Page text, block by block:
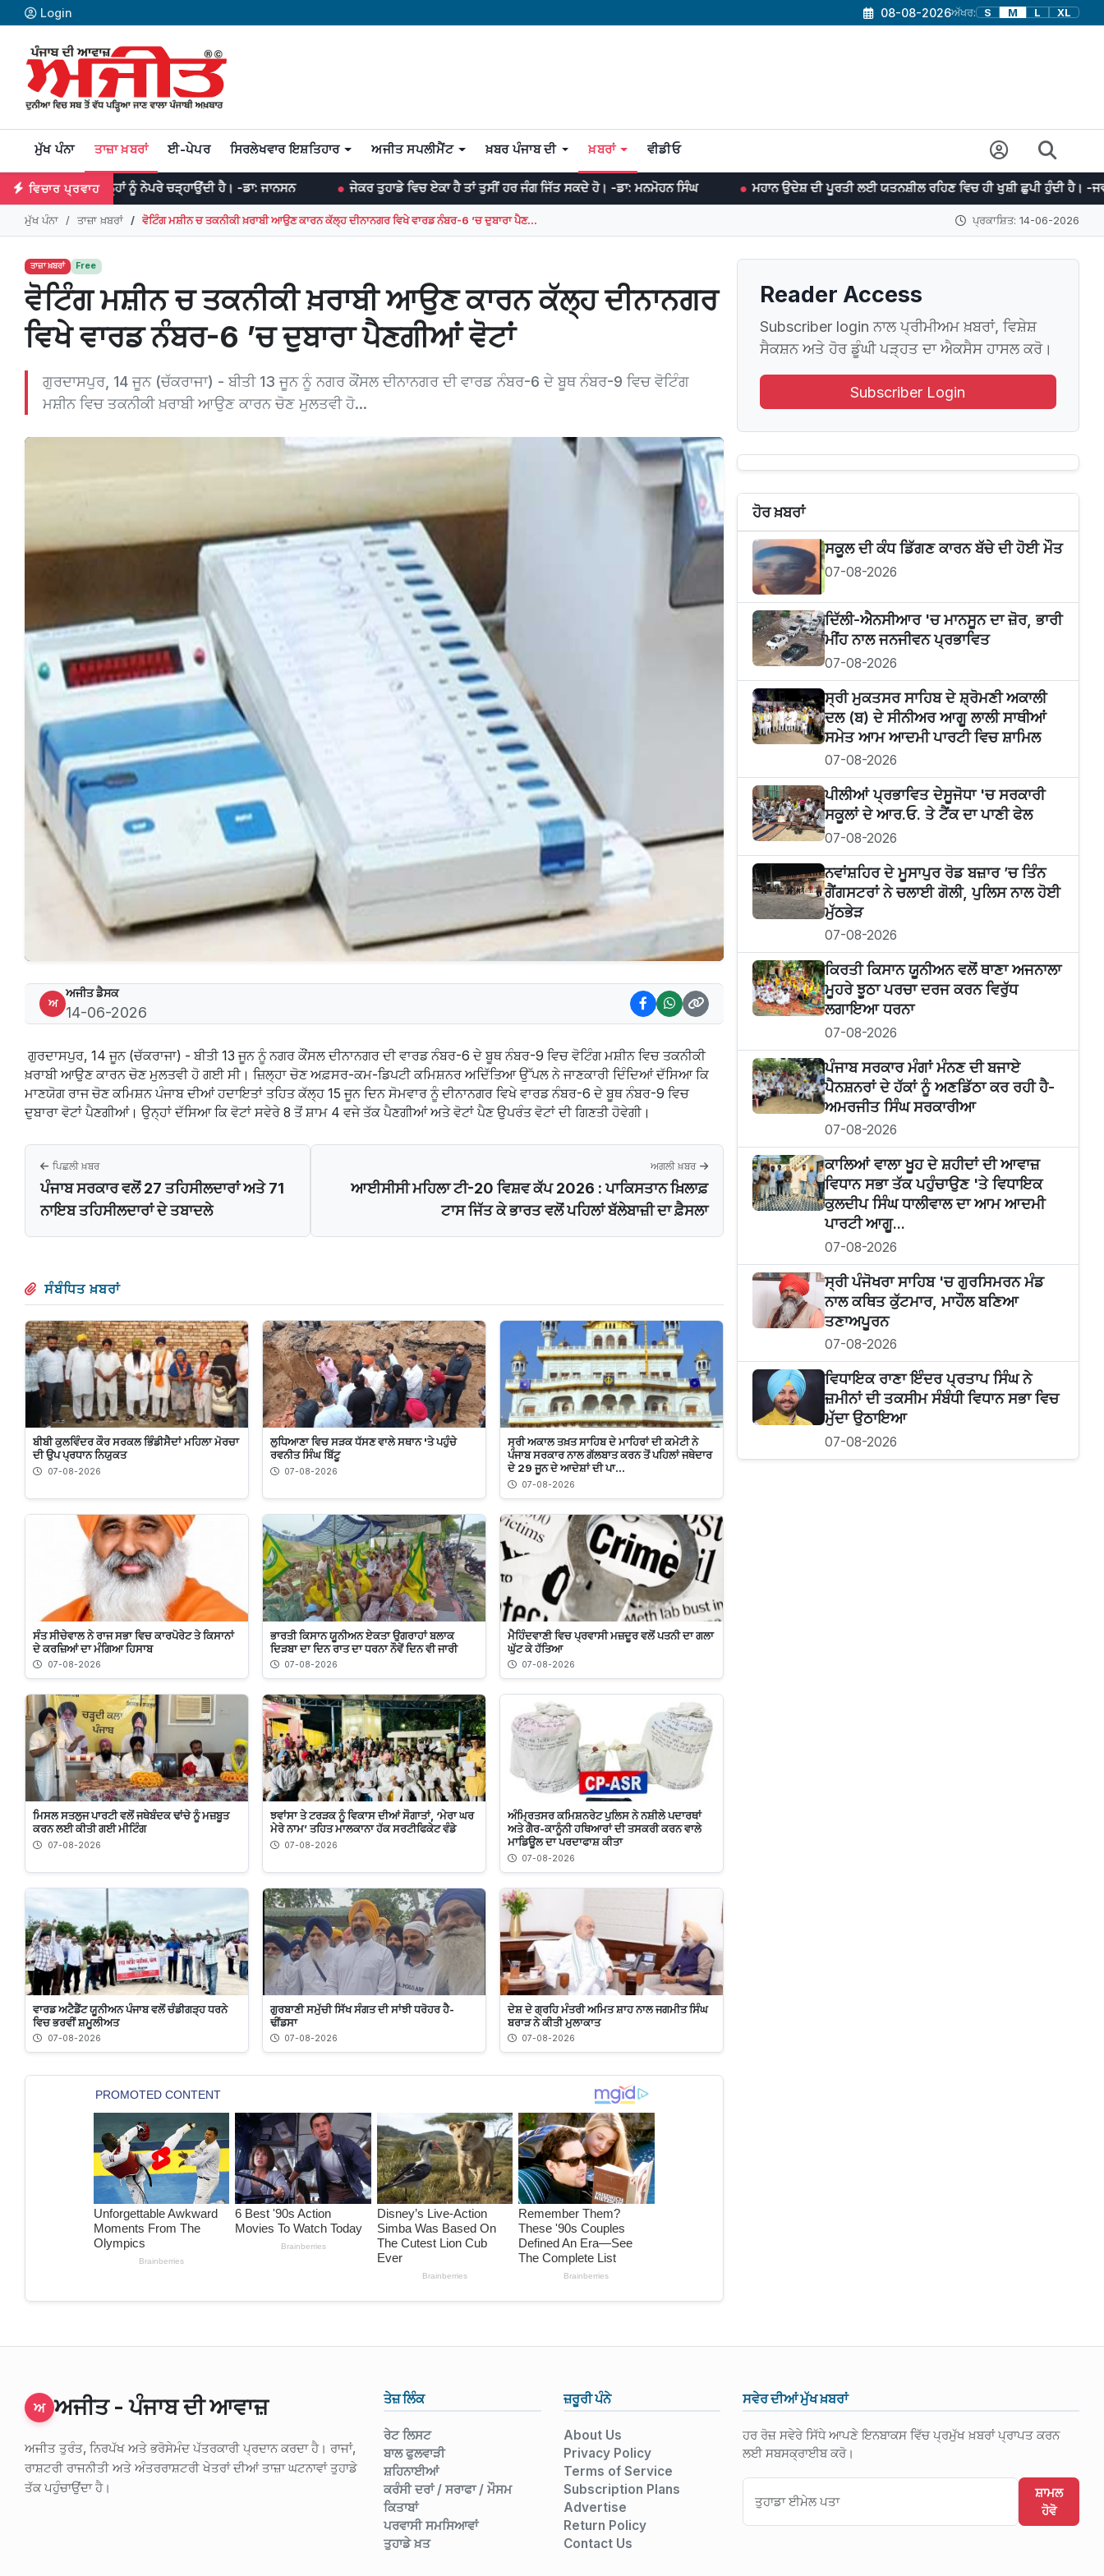
Login 08-08-2026ਅੱਖਰ: S M L XL
ਮੁੱਖ ਪੰਨਾ ਤਾਜ਼ਾ ਖ਼ਬਰਾਂ ਈ-ਪੇਪਰ ਸਿਰਲੇਖਵਾਰ ਇਸ਼ਤਿਹਾਰ ਅਜੀਤ ਸਪਲੀਮੈਂਟ ਖ਼ਬਰ ਪੰਜਾਬ ਦੀ ਖ਼ਬਰਾਂ ਵੀਡੀਓ
ਵਿਚਾਰ ਪ੍ਰਵਾਹ
ਉਨ੍ਹਾਂ ਨੂੰ ਨੇਪਰੇ ਚੜ੍ਹਾਉਂਦੀ ਹੈ। -ਡਾ: ਜਾਨਸਨ ਜੇਕਰ ਤੁਹਾਡੇ ਵਿਚ ਏਕਾ ਹੈ ਤਾਂ ਤੁਸੀਂ ਹਰ ਜੰਗ ਜਿੱਤ ਸਕਦੇ ਹੋ। -ਡਾ: ਮਨਮੋਹਨ ਸਿੰਘ ਮਹਾਨ ਉਦੇਸ਼ ਦੀ ਪੂਰਤੀ ਲਈ ਯਤਨਸ਼ੀਲ ਰਹਿਣ ਵਿਚ ਹੀ ਖੁਸ਼ੀ ਛੁਪੀ ਹੁੰਦੀ ਹੈ। -ਜਵਾਹਰ ਲਾਲ ਨਹਿਰੂ
ਮੁੱਖ ਪੰਨਾ ਤਾਜ਼ਾ ਖ਼ਬਰਾਂ ਵੋਟਿੰਗ ਮਸ਼ੀਨ ਚ ਤਕਨੀਕੀ ਖ਼ਰਾਬੀ ਆਉਣ ਕਾਰਨ ਕੱਲ੍ਹ ਦੀਨਾਨਗਰ ਵਿਖੇ ਵਾਰਡ ਨੰਬਰ-6 ’ਚ ਦੁਬਾਰਾ ਪੈਣ... ਪ੍ਰਕਾਸ਼ਿਤ: 14-06-2026
ਤਾਜ਼ਾ ਖ਼ਬਰਾਂ Free
ਵੋਟਿੰਗ ਮਸ਼ੀਨ ਚ ਤਕਨੀਕੀ ਖ਼ਰਾਬੀ ਆਉਣ ਕਾਰਨ ਕੱਲ੍ਹ ਦੀਨਾਨਗਰ
ਵਿਖੇ ਵਾਰਡ ਨੰਬਰ-6 ’ਚ ਦੁਬਾਰਾ ਪੈਣਗੀਆਂ ਵੋਟਾਂ
ਗੁਰਦਾਸਪੁਰ, 14 ਜੂਨ (ਚੱਕਰਾਜਾ) - ਬੀਤੀ 13 ਜੂਨ ਨੂੰ ਨਗਰ ਕੌਂਸਲ ਦੀਨਾਨਗਰ ਦੀ ਵਾਰਡ ਨੰਬਰ-6 ਦੇ ਬੂਥ ਨੰਬਰ-9 ਵਿਚ ਵੋਟਿੰਗ
ਮਸ਼ੀਨ ਵਿਚ ਤਕਨੀਕੀ ਖ਼ਰਾਬੀ ਆਉਣ ਕਾਰਨ ਚੋਣ ਮੁਲਤਵੀ ਹੋ...
ਅ
ਅਜੀਤ ਡੈਸਕ
14-06-2026
ਗੁਰਦਾਸਪੁਰ, 14 ਜੂਨ (ਚੱਕਰਾਜਾ) - ਬੀਤੀ 13 ਜੂਨ ਨੂੰ ਨਗਰ ਕੌਂਸਲ ਦੀਨਾਨਗਰ ਦੀ ਵਾਰਡ ਨੰਬਰ-6 ਦੇ ਬੂਥ ਨੰਬਰ-9 ਵਿਚ ਵੋਟਿੰਗ ਮਸ਼ੀਨ ਵਿਚ ਤਕਨੀਕੀ
ਖ਼ਰਾਬੀ ਆਉਣ ਕਾਰਨ ਚੋਣ ਮੁਲਤਵੀ ਹੋ ਗਈ ਸੀ। ਜ਼ਿਲ੍ਹਾ ਚੋਣ ਅਫ਼ਸਰ-ਕਮ-ਡਿਪਟੀ ਕਮਿਸ਼ਨਰ ਅਦਿੱਤਿਆ ਉੱਪਲ ਨੇ ਜਾਣਕਾਰੀ ਦਿੰਦਿਆਂ ਦੱਸਿਆ ਕਿ
ਮਾਣਯੋਗ ਰਾਜ ਚੋਣ ਕਮਿਸ਼ਨ ਪੰਜਾਬ ਦੀਆਂ ਹਦਾਇਤਾਂ ਤਹਿਤ ਕੱਲ੍ਹ 15 ਜੂਨ ਦਿਨ ਸੋਮਵਾਰ ਨੂੰ ਦੀਨਾਨਗਰ ਵਿਖੇ ਵਾਰਡ ਨੰਬਰ-6 ਦੇ ਬੂਥ ਨੰਬਰ-9 ਵਿਚ
ਦੁਬਾਰਾ ਵੋਟਾਂ ਪੈਣਗੀਆਂ। ਉਨ੍ਹਾਂ ਦੱਸਿਆ ਕਿ ਵੋਟਾਂ ਸਵੇਰੇ 8 ਤੋਂ ਸ਼ਾਮ 4 ਵਜੇ ਤੱਕ ਪੈਣਗੀਆਂ ਅਤੇ ਵੋਟਾਂ ਪੈਣ ਉਪਰੰਤ ਵੋਟਾਂ ਦੀ ਗਿਣਤੀ ਹੋਵੇਗੀ।
ਪਿਛਲੀ ਖ਼ਬਰ
ਪੰਜਾਬ ਸਰਕਾਰ ਵਲੋਂ 27 ਤਹਿਸੀਲਦਾਰਾਂ ਅਤੇ 71
ਨਾਇਬ ਤਹਿਸੀਲਦਾਰਾਂ ਦੇ ਤਬਾਦਲੇ
ਅਗਲੀ ਖ਼ਬਰ
ਆਈਸੀਸੀ ਮਹਿਲਾ ਟੀ-20 ਵਿਸ਼ਵ ਕੱਪ 2026 : ਪਾਕਿਸਤਾਨ ਖ਼ਿਲਾਫ਼
ਟਾਸ ਜਿੱਤ ਕੇ ਭਾਰਤ ਵਲੋਂ ਪਹਿਲਾਂ ਬੱਲੇਬਾਜ਼ੀ ਦਾ ਫ਼ੈਸਲਾ
ਸੰਬੰਧਿਤ ਖ਼ਬਰਾਂ
ਬੀਬੀ ਕੁਲਵਿੰਦਰ ਕੌਰ ਸਰਕਲ ਭਿੰਡੀਸੈਦਾਂ ਮਹਿਲਾ ਮੋਰਚਾ
ਦੀ ਉਪ ਪ੍ਰਧਾਨ ਨਿਯੁਕਤ
07-08-2026
ਲੁਧਿਆਣਾ ਵਿਚ ਸੜਕ ਧੱਸਣ ਵਾਲੇ ਸਥਾਨ 'ਤੇ ਪਹੁੰਚੇ
ਰਵਨੀਤ ਸਿੰਘ ਬਿੱਟੂ
07-08-2026
ਸ੍ਰੀ ਅਕਾਲ ਤਖ਼ਤ ਸਾਹਿਬ ਦੇ ਮਾਹਿਰਾਂ ਦੀ ਕਮੇਟੀ ਨੇ
ਪੰਜਾਬ ਸਰਕਾਰ ਨਾਲ ਗੱਲਬਾਤ ਕਰਨ ਤੋਂ ਪਹਿਲਾਂ ਜਥੇਦਾਰ
ਦੇ 29 ਜੂਨ ਦੇ ਆਦੇਸ਼ਾਂ ਦੀ ਪਾ...
07-08-2026
ਸੰਤ ਸੀਚੇਵਾਲ ਨੇ ਰਾਜ ਸਭਾ ਵਿਚ ਕਾਰਪੋਰੇਟ ਤੇ ਕਿਸਾਨਾਂ
ਦੇ ਕਰਜ਼ਿਆਂ ਦਾ ਮੰਗਿਆ ਹਿਸਾਬ
07-08-2026
ਭਾਰਤੀ ਕਿਸਾਨ ਯੂਨੀਅਨ ਏਕਤਾ ਉਗਰਾਹਾਂ ਬਲਾਕ
ਦਿੜਬਾ ਦਾ ਦਿਨ ਰਾਤ ਦਾ ਧਰਨਾ ਨੌਵੇਂ ਦਿਨ ਵੀ ਜਾਰੀ
07-08-2026
ਮੈਹਿੰਦਵਾਣੀ ਵਿਚ ਪ੍ਰਵਾਸੀ ਮਜ਼ਦੂਰ ਵਲੋਂ ਪਤਨੀ ਦਾ ਗਲਾ
ਘੁੱਟ ਕੇ ਹੱਤਿਆ
07-08-2026
ਮਿਸਲ ਸਤਲੁਜ ਪਾਰਟੀ ਵਲੋਂ ਜਥੇਬੰਦਕ ਢਾਂਚੇ ਨੂੰ ਮਜ਼ਬੂਤ
ਕਰਨ ਲਈ ਕੀਤੀ ਗਈ ਮੀਟਿੰਗ
07-08-2026
ਝਵਾਂਸਾ ਤੇ ਟਰੜਕ ਨੂੰ ਵਿਕਾਸ ਦੀਆਂ ਸੌਗਾਤਾਂ, ‘ਮੇਰਾ ਘਰ
ਮੇਰੇ ਨਾਮ’ ਤਹਿਤ ਮਾਲਕਾਨਾ ਹੱਕ ਸਰਟੀਫਿਕੇਟ ਵੰਡੇ
07-08-2026
ਅੰਮ੍ਰਿਤਸਰ ਕਮਿਸ਼ਨਰੇਟ ਪੁਲਿਸ ਨੇ ਨਸ਼ੀਲੇ ਪਦਾਰਥਾਂ
ਅਤੇ ਗੈਰ-ਕਾਨੂੰਨੀ ਹਥਿਆਰਾਂ ਦੀ ਤਸਕਰੀ ਕਰਨ ਵਾਲੇ
ਮਾਡਿਊਲ ਦਾ ਪਰਦਾਫਾਸ਼ ਕੀਤਾ
07-08-2026
ਵਾਰਡ ਅਟੈਡੈਂਟ ਯੂਨੀਅਨ ਪੰਜਾਬ ਵਲੋਂ ਚੰਡੀਗੜ੍ਹ ਧਰਨੇ
ਵਿਚ ਭਰਵੀਂ ਸ਼ਮੂਲੀਅਤ
07-08-2026
ਗੁਰਬਾਣੀ ਸਮੁੱਚੀ ਸਿੱਖ ਸੰਗਤ ਦੀ ਸਾਂਝੀ ਧਰੋਹਰ ਹੈ-
ਢੀਂਡਸਾ
07-08-2026
ਦੇਸ਼ ਦੇ ਗ੍ਰਹਿ ਮੰਤਰੀ ਅਮਿਤ ਸ਼ਾਹ ਨਾਲ ਜਗਮੀਤ ਸਿੰਘ
ਬਰਾੜ ਨੇ ਕੀਤੀ ਮੁਲਾਕਾਤ
07-08-2026
Reader Access
Subscriber login ਨਾਲ ਪ੍ਰੀਮੀਅਮ ਖ਼ਬਰਾਂ, ਵਿਸ਼ੇਸ਼
ਸੈਕਸ਼ਨ ਅਤੇ ਹੋਰ ਡੂੰਘੀ ਪੜ੍ਹਤ ਦਾ ਐਕਸੈਸ ਹਾਸਲ ਕਰੋ।
Subscriber Login
ਹੋਰ ਖ਼ਬਰਾਂ
ਸਕੂਲ ਦੀ ਕੰਧ ਡਿੱਗਣ ਕਾਰਨ ਬੱਚੇ ਦੀ ਹੋਈ ਮੌਤ
07-08-2026
ਦਿੱਲੀ-ਐਨਸੀਆਰ 'ਚ ਮਾਨਸੂਨ ਦਾ ਜ਼ੋਰ, ਭਾਰੀ
ਮੀਂਹ ਨਾਲ ਜਨਜੀਵਨ ਪ੍ਰਭਾਵਿਤ
07-08-2026
ਸ੍ਰੀ ਮੁਕਤਸਰ ਸਾਹਿਬ ਦੇ ਸ਼੍ਰੋਮਣੀ ਅਕਾਲੀ
ਦਲ (ਬ) ਦੇ ਸੀਨੀਅਰ ਆਗੂ ਲਾਲੀ ਸਾਥੀਆਂ
ਸਮੇਤ ਆਮ ਆਦਮੀ ਪਾਰਟੀ ਵਿਚ ਸ਼ਾਮਿਲ
07-08-2026
ਪੀਲੀਆਂ ਪ੍ਰਭਾਵਿਤ ਦੇਸੂਜੋਧਾ 'ਚ ਸਰਕਾਰੀ
ਸਕੂਲਾਂ ਦੇ ਆਰ.ਓ. ਤੇ ਟੈਂਕ ਦਾ ਪਾਣੀ ਫੇਲ
07-08-2026
ਨਵਾਂਸ਼ਹਿਰ ਦੇ ਮੂਸਾਪੁਰ ਰੋਡ ਬਜ਼ਾਰ ’ਚ ਤਿੰਨ
ਗੈਂਗਸਟਰਾਂ ਨੇ ਚਲਾਈ ਗੋਲੀ, ਪੁਲਿਸ ਨਾਲ ਹੋਈ
ਮੁੱਠਭੇੜ
07-08-2026
ਕਿਰਤੀ ਕਿਸਾਨ ਯੂਨੀਅਨ ਵਲੋਂ ਥਾਣਾ ਅਜਨਾਲਾ
ਮੂਹਰੇ ਝੂਠਾ ਪਰਚਾ ਦਰਜ ਕਰਨ ਵਿਰੁੱਧ
ਲਗਾਇਆ ਧਰਨਾ
07-08-2026
ਪੰਜਾਬ ਸਰਕਾਰ ਮੰਗਾਂ ਮੰਨਣ ਦੀ ਬਜਾਏ
ਪੈਨਸ਼ਨਰਾਂ ਦੇ ਹੱਕਾਂ ਨੂੰ ਅਣਡਿੱਠਾ ਕਰ ਰਹੀ ਹੈ-
ਅਮਰਜੀਤ ਸਿੰਘ ਸਰਕਾਰੀਆ
07-08-2026
ਕਾਲਿਆਂ ਵਾਲਾ ਖੂਹ ਦੇ ਸ਼ਹੀਦਾਂ ਦੀ ਆਵਾਜ਼
ਵਿਧਾਨ ਸਭਾ ਤੱਕ ਪਹੁੰਚਾਉਣ 'ਤੇ ਵਿਧਾਇਕ
ਕੁਲਦੀਪ ਸਿੰਘ ਧਾਲੀਵਾਲ ਦਾ ਆਮ ਆਦਮੀ
ਪਾਰਟੀ ਆਗੂ...
07-08-2026
ਸ੍ਰੀ ਪੰਜੋਖਰਾ ਸਾਹਿਬ 'ਚ ਗੁਰਸਿਮਰਨ ਮੰਡ
ਨਾਲ ਕਥਿਤ ਕੁੱਟਮਾਰ, ਮਾਹੌਲ ਬਣਿਆ
ਤਣਾਅਪੂਰਨ
07-08-2026
ਵਿਧਾਇਕ ਰਾਣਾ ਇੰਦਰ ਪ੍ਰਤਾਪ ਸਿੰਘ ਨੇ
ਜ਼ਮੀਨਾਂ ਦੀ ਤਕਸੀਮ ਸੰਬੰਧੀ ਵਿਧਾਨ ਸਭਾ ਵਿਚ
ਮੁੱਦਾ ਉਠਾਇਆ
07-08-2026
ਅ ਅਜੀਤ - ਪੰਜਾਬ ਦੀ ਆਵਾਜ਼
ਅਜੀਤ ਤੁਰੰਤ, ਨਿਰਪੱਖ ਅਤੇ ਭਰੋਸੇਮੰਦ ਪੱਤਰਕਾਰੀ ਪ੍ਰਦਾਨ ਕਰਦਾ ਹੈ। ਰਾਜਾਂ,
ਰਾਸ਼ਟਰੀ ਰਾਜਨੀਤੀ ਅਤੇ ਅੰਤਰਰਾਸ਼ਟਰੀ ਖੇਤਰਾਂ ਦੀਆਂ ਤਾਜ਼ਾ ਘਟਨਾਵਾਂ ਤੁਹਾਡੇ
ਤੱਕ ਪਹੁੰਚਾਉਂਦਾ ਹੈ।
ਤੇਜ਼ ਲਿੰਕ
ਰੇਟ ਲਿਸਟ
ਬਾਲ ਫੁਲਵਾੜੀ
ਸ਼ਹਿਨਾਈਆਂ
ਕਰੰਸੀ ਦਰਾਂ / ਸਰਾਫਾ / ਮੌਸਮ
ਕਿਤਾਬਾਂ
ਪਰਵਾਸੀ ਸਮਸਿਆਵਾਂ
ਤੁਹਾਡੇ ਖ਼ਤ
ਜ਼ਰੂਰੀ ਪੰਨੇ
About Us
Privacy Policy
Terms of Service
Subscription Plans
Advertise
Return Policy
Contact Us
ਸਵੇਰ ਦੀਆਂ ਮੁੱਖ ਖ਼ਬਰਾਂ
ਹਰ ਰੋਜ਼ ਸਵੇਰੇ ਸਿੱਧੇ ਆਪਣੇ ਇਨਬਾਕਸ ਵਿੱਚ ਪ੍ਰਮੁੱਖ ਖ਼ਬਰਾਂ ਪ੍ਰਾਪਤ ਕਰਨ
ਲਈ ਸਬਸਕ੍ਰਾਈਬ ਕਰੋ।
ਸ਼ਾਮਲ
ਹੋਵੋ